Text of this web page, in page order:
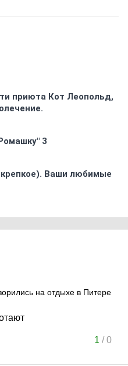
приюта Кот Леопольд,
3
крепкое). Ваши любимые
на отдыхе в Питере
1 /0